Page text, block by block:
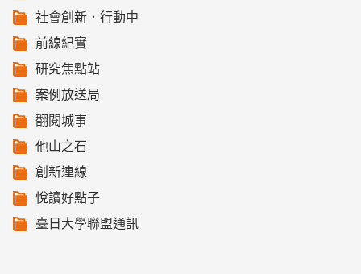
社會創新．行動中
前線紀實
研究焦點站
案例放送局
翻閱城事
他山之石
創新連線
悅讀好點子
臺日大學聯盟通訊